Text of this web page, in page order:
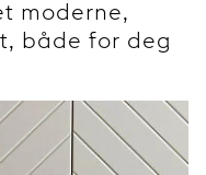
moderne,
både for deg